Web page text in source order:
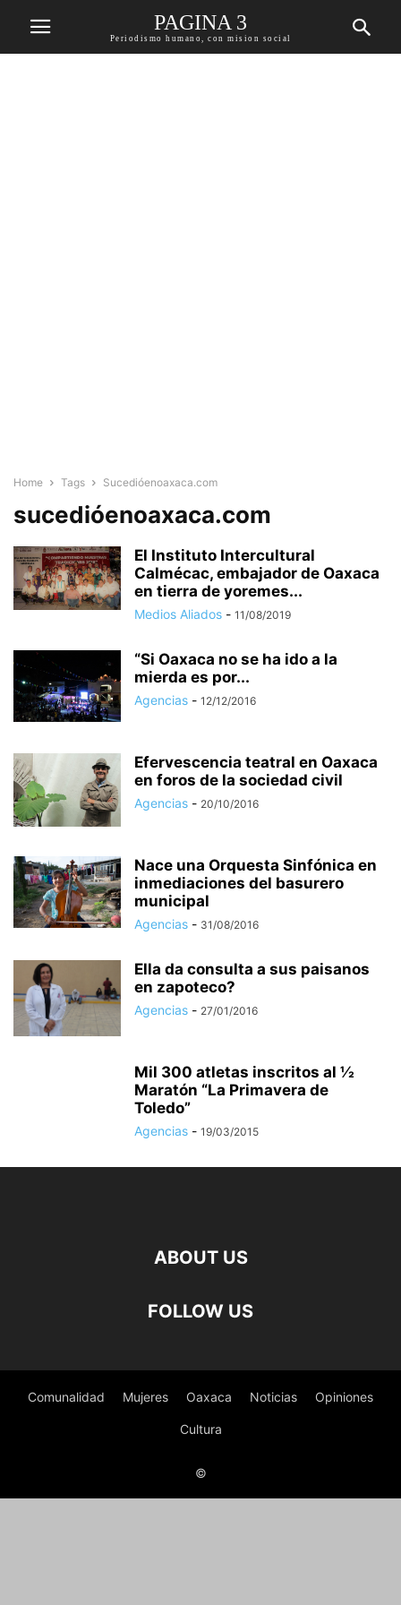
PAGINA 3
Periodismo humano, con mision social
Home Tags Sucedióenoaxaca.com
sucedióenoaxaca.com
El Instituto Intercultural
Calmécac, embajador de Oaxaca
en tierra de yoremes...
Medios Aliados - 11/08/2019
“Si Oaxaca no se ha ido a la
mierda es por...
Agencias - 12/12/2016
Efervescencia teatral en Oaxaca
en foros de la sociedad civil
Agencias - 20/10/2016
Nace una Orquesta Sinfónica en
inmediaciones del basurero
municipal
Agencias - 31/08/2016
Ella da consulta a sus paisanos
en zapoteco?
Agencias - 27/01/2016
Mil 300 atletas inscritos al ½
Maratón “La Primavera de
Toledo”
Agencias - 19/03/2015
ABOUT US
FOLLOW US
Comunalidad Mujeres Oaxaca Noticias Opiniones
Cultura
©